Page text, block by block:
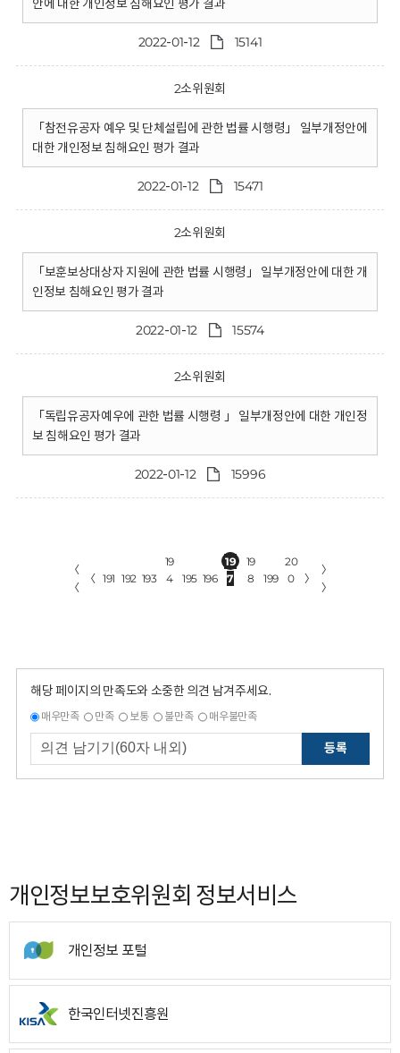
안에 대한 개인정보 침해요인 평가 결과
2022-01-12 15141
2소위원회
「참전유공자 예우 및 단체설립에 관한 법률 시행령」 일부개정안에
대한 개인정보 침해요인 평가 결과
2022-01-12 15471
2소위원회
「보훈보상대상자 지원에 관한 법률 시행령」 일부개정안에 대한 개
인정보 침해요인 평가 결과
2022-01-12 15574
2소위원회
「독립유공자예우에 관한 법률 시행령 」 일부개정안에 대한 개인정
보 침해요인 평가 결과
2022-01-12 15996
〈
〈
〈 191 192 193
19
4
195 196
19
7
19
8
199
20
0
〉
〉
〉
해당 페이지의 만족도와 소중한 의견 남겨주세요.
매우만족 만족 보통 불만족 매우불만족
등록
개인정보보호위원회 정보서비스
개인정보 포털
한국인터넷진흥원